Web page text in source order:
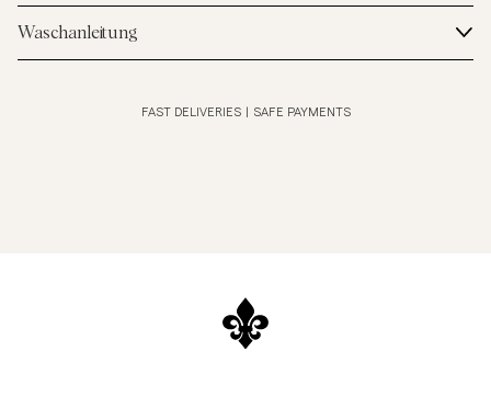
Waschanleitung
FAST DELIVERIES SAFE PAYMENTS